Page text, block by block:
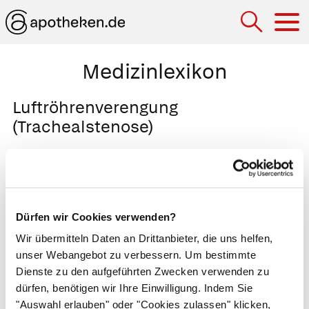
Dürfen wir Cookies verwenden?
Wir übermitteln Daten an Drittanbieter, die uns helfen,
unser Webangebot zu verbessern. Um bestimmte
Dienste zu den aufgeführten Zwecken verwenden zu
dürfen, benötigen wir Ihre Einwilligung. Indem Sie
"Auswahl erlauben" oder "Cookies zulassen" klicken,
Medizinlexikon
Luftröhrenverengung
(Trachealstenose)
Luftröhrenverengung entsteht, wenn nach
diagnostischen Eingriffen, Tumoroperationen
oder einer Strahlentherapie Narbengewebe
zurück bleibt oder wenn ein Tumor oder eine
vergrößerte Schilddrüse die Luftröhre
zusammendrücken. Weil die Verengung ein